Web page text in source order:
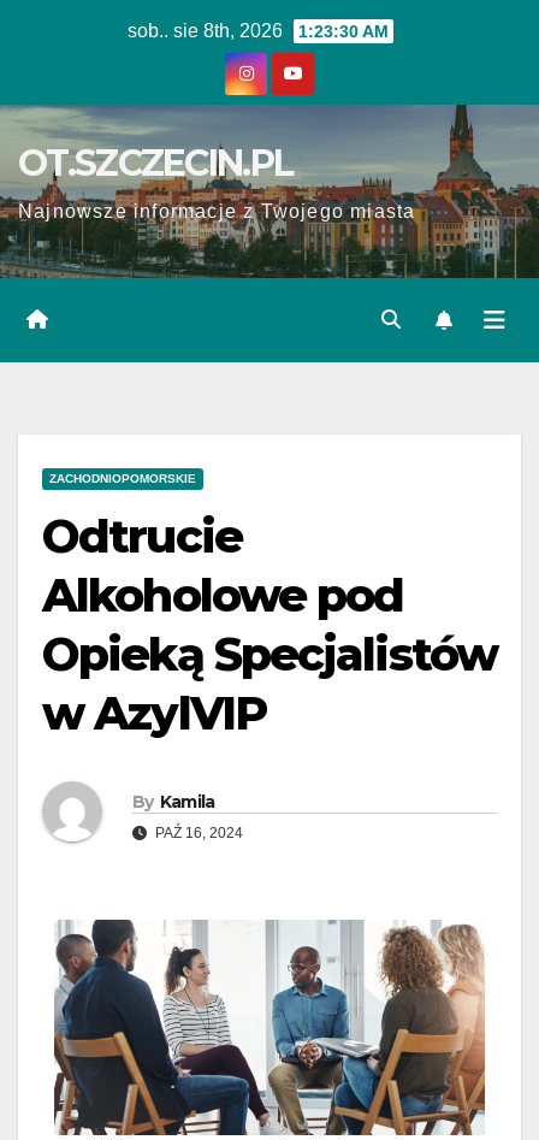
sob.. sie 8th, 2026 1:23:30 AM
OT.SZCZECIN.PL
Najnowsze informacje z Twojego miasta
ZACHODNIOPOMORSKIE
Odtrucie
Alkoholowe pod
Opieką Specjalistów
w AzylVIP
By Kamila
PAŹ 16, 2024